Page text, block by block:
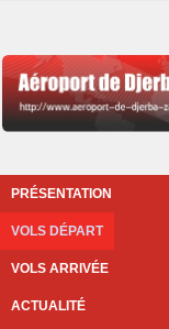
PRÉSENTATION
VOLS DÉPART
VOLS ARRIVÉE
ACTUALITÉ